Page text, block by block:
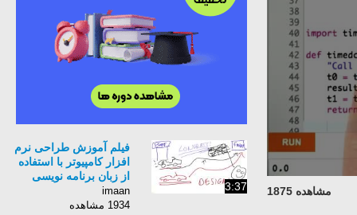
مشاهده 1875 3:37
فیلم آموزش طراحی نرم
افزار کامپیوتر با استفاده
از زبان برنامه نویسی
Python برای کامپیوتر-
زبان انگلیسی - بخش 104
imaan
1934 مشاهده